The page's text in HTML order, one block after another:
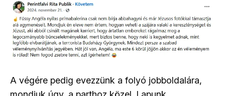
A végére pedig evezzünk a folyó jobboldalára,